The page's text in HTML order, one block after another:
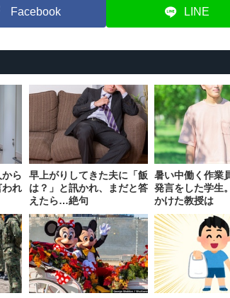
Facebook LINE
ら
われ
早上がりしてきた夫に「飯
は？」と訊かれ、まだと答
えたら…絶句
暑い中働く作業
発言をした学生
かけた教授は